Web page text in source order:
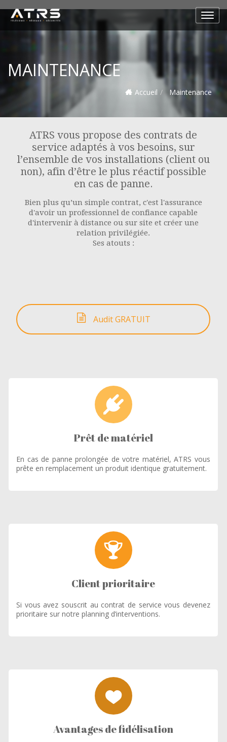
MAINTENANCE
Accueil Maintenance
ATRS vous propose des contrats de
service adaptés à vos besoins, sur
l’ensemble de vos installations (client ou
non), afin d’être le plus réactif possible
en cas de panne.
Bien plus qu’un simple contrat, c'est l'assurance
d'avoir un professionnel de confiance capable
d'intervenir à distance ou sur site et créer une
relation privilégiée.
Ses atouts :
Audit GRATUIT
Prêt de matériel
En cas de panne prolongée de votre matériel, ATRS vous
prête en remplacement un produit identique gratuitement.
Client prioritaire
Si vous avez souscrit au contrat de service vous devenez
prioritaire sur notre planning d’interventions.
Avantages de fidélisation